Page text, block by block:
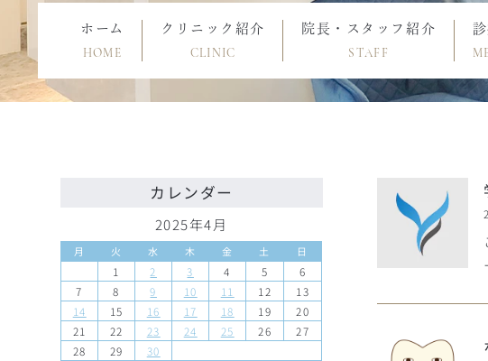
ホーム
HOME
クリニック紹介
CLINIC
院長・スタッフ紹介
STAFF
カレンダー
2025年4月
月 火 水 木 金 土 日
1 2 3 4 5
6
7
8 9 10 11 12
13
14
15 16 17 18 19
20
21
22 23 24 25 26
27
28
29 30